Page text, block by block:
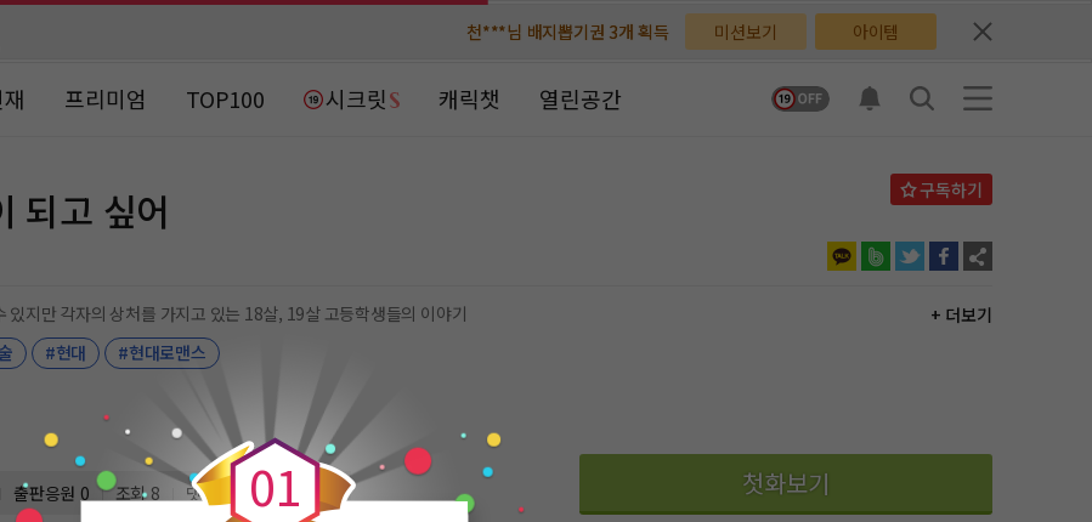
천***님 배지뽑기권 3개 획득
천***님 배지뽑기권 3개 획득
메**님 노벨패스 체험권 3일 획득
메**님 노벨패스 체험권 3일 획득
미션보기 아이템
프리미엄 TOP100 시크릿 캐릭챗 열린공간
되고 싶어
있지만 각자의 상처를 가지고 있는 18살, 19살 고등학생들의 이야기
+ 더보기
#현대 #현대로맨스
출판응원 0 조회 8 댓글 0 첫화보기
0
0
1